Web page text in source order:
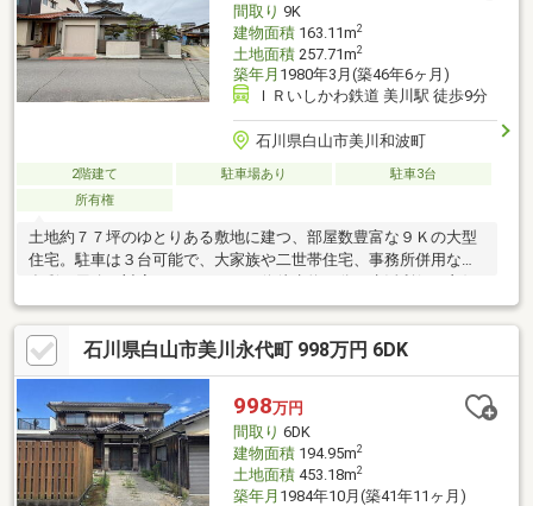
間取り 9K
建物面積163.11m2
土地面積257.71m2
築年月 1980年3月(築46年6ヶ月)
ＩＲいしかわ鉄道 美川駅 徒歩9分
石川県白山市美川和波町
2階建て 駐車場あり
駐車3台
所有権
土地約７７坪のゆとりある敷地に建つ、部屋数豊富な９Ｋの大型
住宅。駐車は３台可能で、大家族や二世帯住宅、事務所併用など
です。 【備考】トイレ、外壁リフォーム歴あり。（年数不詳）
コンロ：個別プロパンガス、給湯：灯油ボイラー 増築部分未登
記
石川県白山市美川永代町 998万円 6DK
998万円
間取り 6DK
建物面積194.95m2
土地面積453.18m2
築年月 1984年10月(築41年11ヶ月)